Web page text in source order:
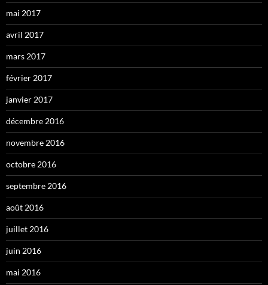
mai 2017
avril 2017
mars 2017
février 2017
janvier 2017
décembre 2016
novembre 2016
octobre 2016
septembre 2016
août 2016
juillet 2016
juin 2016
mai 2016